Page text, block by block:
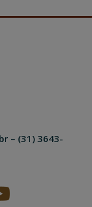
– (31) 3643-